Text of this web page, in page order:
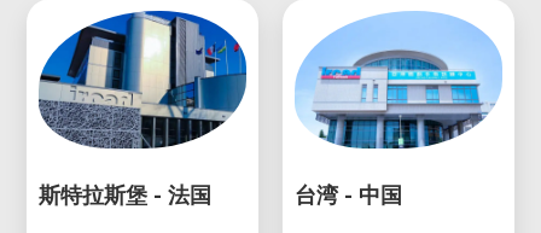
斯特拉斯堡 - 法国
台湾 - 中国